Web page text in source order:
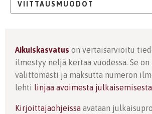
VIITTAUSMUODOT
Aikuiskasvatus on vertaisarvioitu
ilmestyy neljä kertaa vuodessa. Se
välittömästi ja maksutta numeron
lehti linjaa avoimesta julkaisemisesta
Kirjoittajaohjeissa avataan